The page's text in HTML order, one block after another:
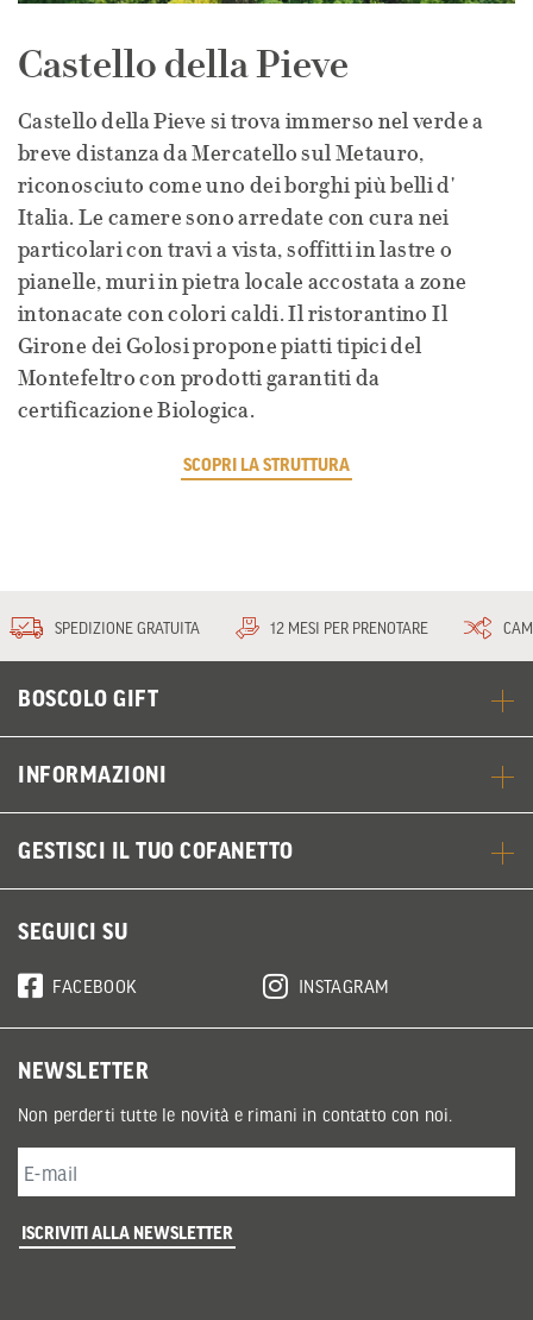
Castello della Pieve
Castello della Pieve si trova immerso nel verde a
breve distanza da Mercatello sul Metauro,
riconosciuto come uno dei borghi più belli d'
Italia. Le camere sono arredate con cura nei
particolari con travi a vista, soffitti in lastre o
pianelle, muri in pietra locale accostata a zone
intonacate con colori caldi. Il ristorantino Il
Girone dei Golosi propone piatti tipici del
Montefeltro con prodotti garantiti da
certificazione Biologica.
SCOPRI LA STRUTTURA
SPEDIZIONE GRATUITA 12 MESI PER PRENOTARE
BOSCOLO GIFT
INFORMAZIONI
GESTISCI IL TUO COFANETTO
SEGUICI SU
FACEBOOK INSTAGRAM
NEWSLETTER
Non perderti tutte le novità e rimani in contatto con noi.
ISCRIVITI ALLA NEWSLETTER